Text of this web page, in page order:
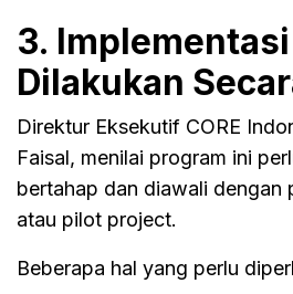
3.
Dilakukan
Direktur Eksekutif CORE
Faisal, menilai program ini
bertahap dan diawali dengan
atau pilot project.
Beberapa hal yang perlu